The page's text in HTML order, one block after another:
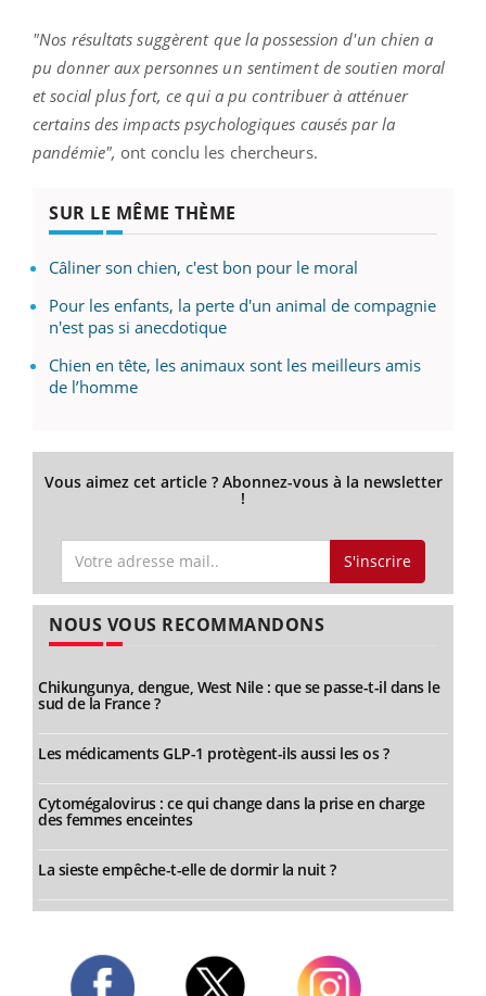
"Nos résultats suggèrent que la possession d'un chien a
pu donner aux personnes un sentiment de soutien moral
et social plus fort, ce qui a pu contribuer à atténuer
certains des impacts psychologiques causés par la
pandémie", ont conclu les chercheurs.
SUR LE MÊME THÈME
Câliner son chien, c'est bon pour le moral
Pour les enfants, la perte d'un animal de compagnie
n'est pas si anecdotique
Chien en tête, les animaux sont les meilleurs amis
de l’homme
Vous aimez cet article ? Abonnez-vous à la newsletter
!
S'inscrire
NOUS VOUS RECOMMANDONS
Chikungunya, dengue, West Nile : que se passe-t-il dans le
sud de la France ?
Les médicaments GLP-1 protègent-ils aussi les os ?
Cytomégalovirus : ce qui change dans la prise en charge
des femmes enceintes
La sieste empêche-t-elle de dormir la nuit ?